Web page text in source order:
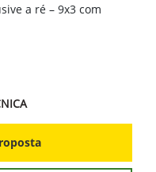
a ré – 9x3 com